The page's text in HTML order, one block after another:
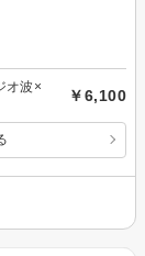
オ波×
￥6,100